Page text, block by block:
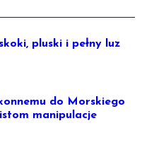
pluski i pełny luz
do Morskiego
manipulacje